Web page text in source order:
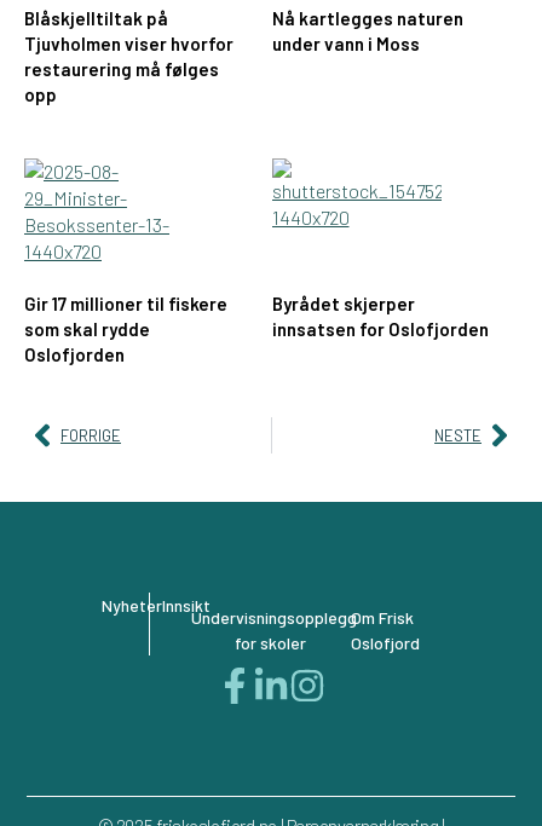
Blåskjelltiltak på
Tjuvholmen viser hvorfor
restaurering må følges
opp
Nå kartlegges naturen
under vann i Moss
Gir 17 millioner til fiskere
som skal rydde
Oslofjorden
Byrådet skjerper
innsatsen for Oslofjorden
FORRIGE NESTE
NyheterInnsikt
Undervisningsopplegg
for skoler
Om Frisk
Oslofjord